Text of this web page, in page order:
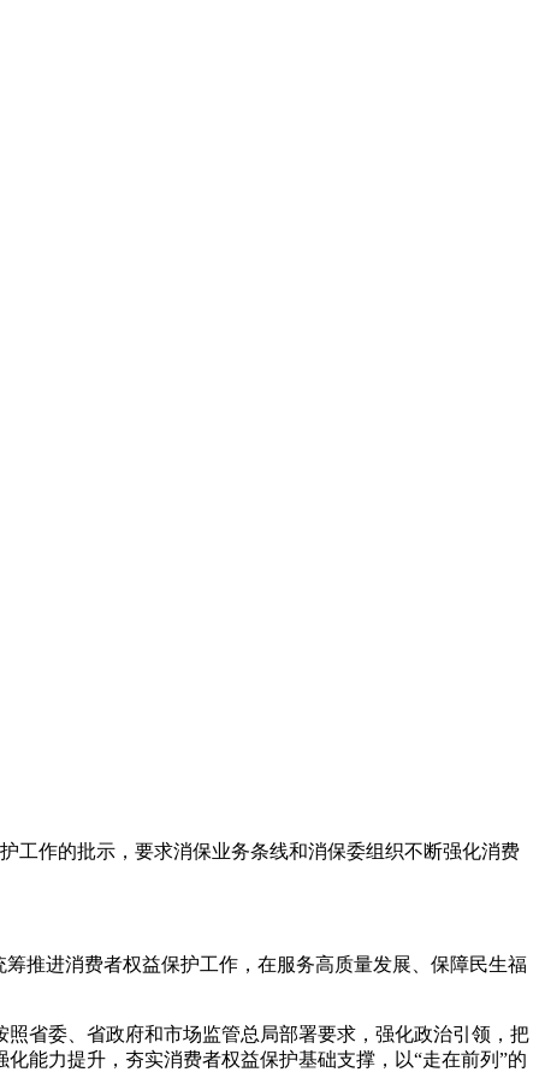
作的批示，要求消保业务条线和消保委组织不断强化消费
推进消费者权益保护工作，在服务高质量发展、保障民生福
省委、省政府和市场监管总局部署要求，强化政治引领，把
能力提升，夯实消费者权益保护基础支撑，以“走在前列”的